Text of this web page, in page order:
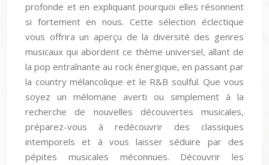
profonde et en expliquant pourquoi elles résonnent
si fortement en nous. Cette sélection éclectique
vous offrira un aperçu de la diversité des genres
musicaux qui abordent ce thème universel, allant de
la pop entraînante au rock énergique, en passant par
la country mélancolique et le R&B soulful. Que vous
soyez un mélomane averti ou simplement à la
recherche de nouvelles découvertes musicales,
préparez-vous à redécouvrir des classiques
intemporels et à vous laisser séduire par des
pépites musicales méconnues. Découvrir les